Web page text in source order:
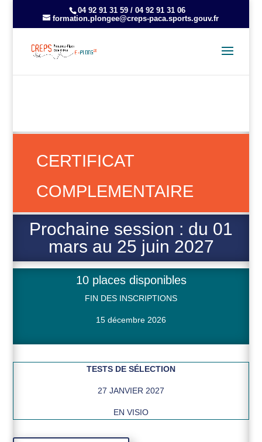
04 92 91 31 59 / 04 92 91 31 06
formation.plongee@creps-paca.sports.gouv.fr
CERTIFICAT
COMPLEMENTAIRE
Prochaine session : du 01
mars au 25 juin 2027
10 places disponibles
FIN DES INSCRIPTIONS
15 décembre 2026
TESTS DE SÉLECTION
27 JANVIER 2027
EN VISIO